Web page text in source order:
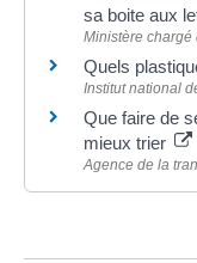
sa boite aux
Ministère
Quels
Institut national
Que faire de
mieux trier
Agence de la